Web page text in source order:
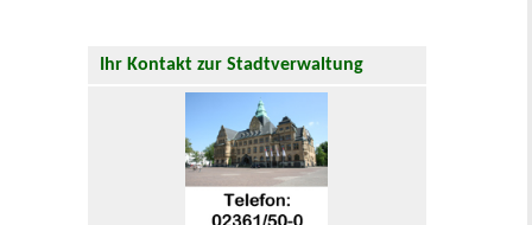
Ihr Kontakt zur Stadtverwaltung